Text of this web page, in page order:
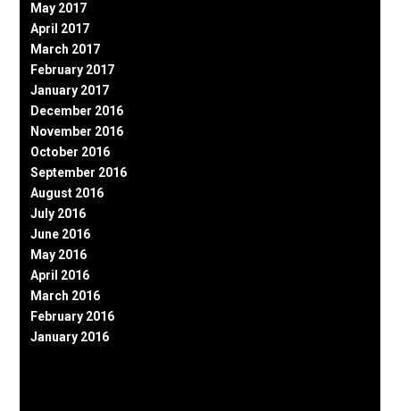
May 2017
April 2017
March 2017
February 2017
January 2017
December 2016
November 2016
October 2016
September 2016
August 2016
July 2016
June 2016
May 2016
April 2016
March 2016
February 2016
January 2016